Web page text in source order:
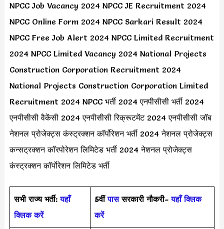
NPCC Job Vacancy 2024 NPCC JE Recruitment 2024
NPCC Online Form 2024 NPCC Sarkari Result 2024
NPCC Free Job Alert 2024 NPCC Limited Recruitment
2024 NPCC Limited Vacancy 2024 National Projects
Construction Corporation Recruitment 2024
National Projects Construction Corporation Limited
Recruitment 2024 NPCC भर्ती 2024 एनपीसीसी भर्ती 2024
एनपीसीसी वैकेंसी 2024 एनपीसीसी रिक्रूटमेंट 2024 एनपीसीसी जॉब
नेशनल प्रोजेक्ट्स कंस्ट्रक्शन कॉर्पोरेशन भर्ती 2024 नेशनल प्रोजेक्ट्स
कन्सट्रक्शन कॉरपोरेशन लिमिटेड भर्ती 2024 नेशनल प्रोजेक्ट्स
कंस्ट्रक्शन कॉर्पोरेशन लिमिटेड भर्ती
सभी राज्य भर्ती: यहाँ
क्लिक करें
5वींपाससरकारी नौकरी- यहाँ क्लिक
करें